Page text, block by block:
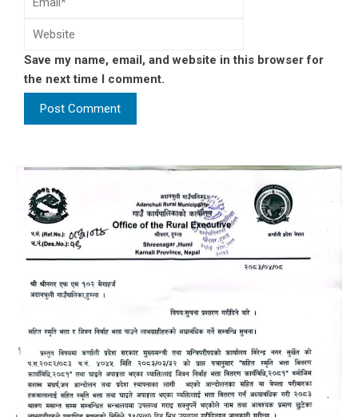
Save my name, email, and website in this browser for
the next time I comment.